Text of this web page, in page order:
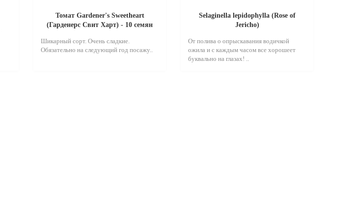
Томат Gardener's Sweetheart
(Гарденерс Свит Харт) - 10 семян
Шикарный сорт. Очень сладкие.
Обязательно на следующий год посажу..
Selaginella lepidophylla (Rose of
Jericho)
От полива о опрыскавания водичкой
ожила и с каждым часом все хорошеет
буквально на глазах! ..